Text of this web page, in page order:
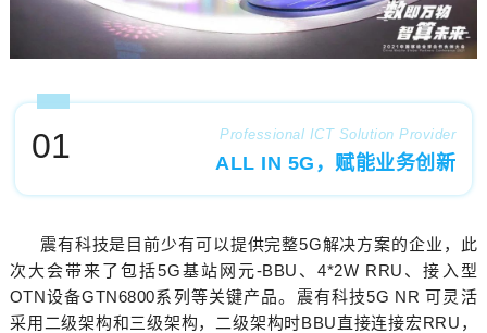
01 Professional ICT Solution Provider
ALL IN 5G，赋能业务创新
震有科技是目前少有可以提供完整5G解决方案的企业，此
次大会带来了包括5G基站网元-BBU、4*2W RRU、接入型
OTN设备GTN6800系列等关键产品。震有科技5G NR 可灵活
采用二级架构和三级架构，二级架构时BBU直接连接宏RRU，